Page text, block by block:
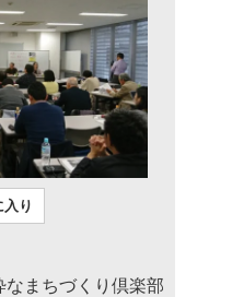
り
まちづくり倶楽部